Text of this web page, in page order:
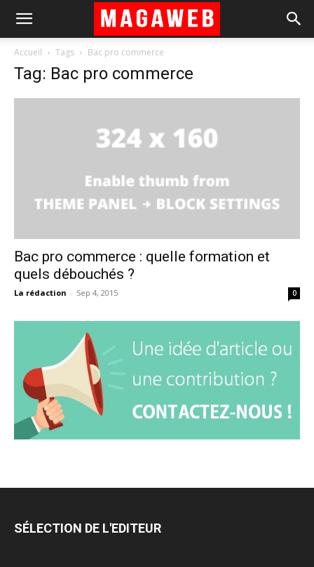
Accueil Tags Bac pro commerce
Tag: Bac pro commerce
Bac pro commerce : quelle formation et
quels débouchés ?
La rédaction - Sep 4, 2015 0
SÉLECTION DE L'EDITEUR